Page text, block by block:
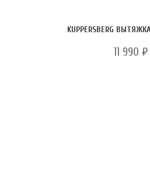
KUPPERSBERG
11 990 ₽